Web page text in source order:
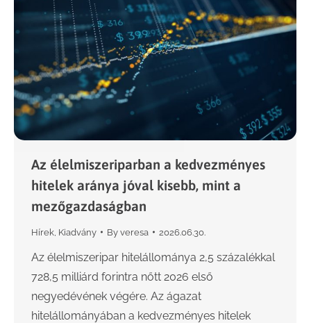
Az élelmiszeriparban a kedvezményes
hitelek aránya jóval kisebb, mint a
mezőgazdaságban
Hírek Kiadvány By veresa 2026.06.30.
Az élelmiszeripar hitelállománya 2,5 százalékkal
728,5 milliárd forintra nőtt 2026 első
negyedévének végére. Az ágazat
hitelállományában a kedvezményes hitelek